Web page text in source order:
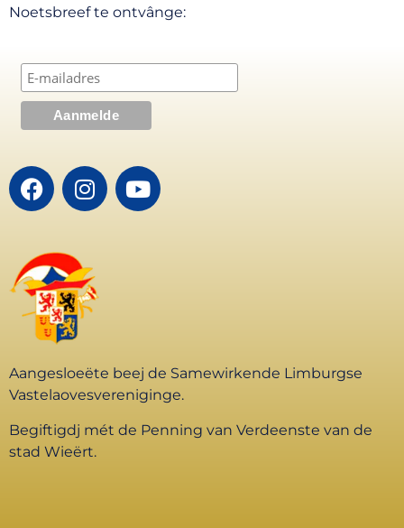
Noetsbreef te ontvânge:
Aangesloeëte beej de Samewirkende Limburgse
Vastelaovesvereniginge.
Begiftigdj mét de Penning van Verdeenste van de
stad Wieërt.